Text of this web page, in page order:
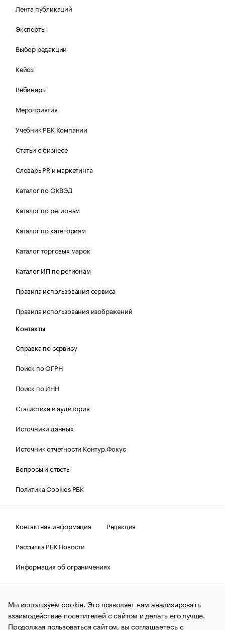
Лента публикаций
Эксперты
Выбор редакции
Кейсы
Вебинары
Мероприятия
Учебник РБК Компании
Статьи о бизнесе
Словарь PR и маркетинга
Каталог по ОКВЭД
Каталог по регионам
Каталог по категориям
Каталог торговых марок
Каталог ИП по регионам
Правила использования сервиса
Правила использования изображений
Контакты
Справка по сервису
Поиск по ОГРН
Поиск по ИНН
Статистика и аудитория
Источники данных
Источник отчетности Контур.Фокус
Вопросы и ответы
Политика Cookies РБК
Контактная информация
Редакция
Рассылка РБК Новости
Информация об ограничениях
Правовая информация
О соблюдении авторских прав
© АО «РОСБИЗНЕСКОНСАЛТИНГ»,1995–2026.Сообщения
и материалы информационного агентства «РБК»
(зарегистрировано Федеральной службой по надзору в сфере
Мы используем cookie. Это позволяет нам анализировать
взаимодействие посетителей с сайтом и делать его лучше.
Продолжая пользоваться сайтом, вы соглашаетесь с